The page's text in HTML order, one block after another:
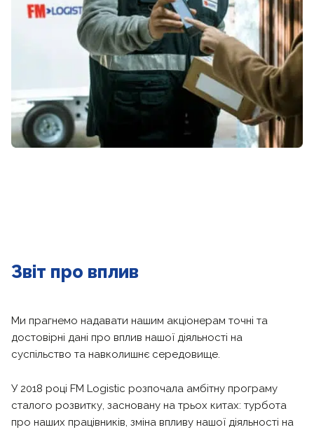
Звіт про вплив
Ми прагнемо надавати нашим акціонерам точні та
достовірні дані про вплив нашої діяльності на
суспільство та навколишнє середовище.
У 2018 році FM Logistic розпочала амбітну програму
сталого розвитку, засновану на трьох китах: турбота
про наших працівників, зміна впливу нашої діяльності на